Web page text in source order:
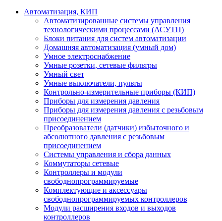
Автоматизация, КИП
Автоматизированные системы управления
технологическими процессами (АСУТП)
Блоки питания для систем автоматизации
Домашняя автоматизация (умный дом)
Умное электроснабжение
Умные розетки, сетевые фильтры
Умный свет
Умные выключатели, пульты
Контрольно-измерительные приборы (КИП)
Приборы для измерения давления
Приборы для измерения давления с резьбовым
присоединением
Преобразователи (датчики) избыточного и
абсолютного давления с резьбовым
присоединением
Системы управления и сбора данных
Коммутаторы сетевые
Контроллеры и модули
свободнопрограммируемые
Комплектующие и аксессуары
свободнопрограммируемых контроллеров
Модули расширения входов и выходов
контроллеров